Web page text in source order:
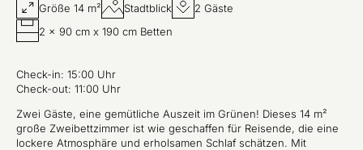
Größe 14 m² Stadtblick
2 Gäste
2 x 90 cm x 190 cm Betten
Check-in: 15:00 Uhr
Check-out: 11:00 Uhr
Zwei Gäste, eine gemütliche Auszeit im Grünen! Dieses 14 m²
große Zweibettzimmer ist wie geschaffen für Reisende, die eine
lockere Atmosphäre und erholsamen Schlaf schätzen. Mit